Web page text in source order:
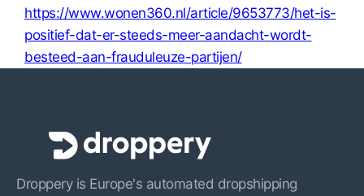
https://www.wonen360.nl/article/9653773/het-is-
positief-dat-er-steeds-meer-aandacht-wordt-
besteed-aan-frauduleuze-partijen/
Droppery is Europe's automated dropshipping